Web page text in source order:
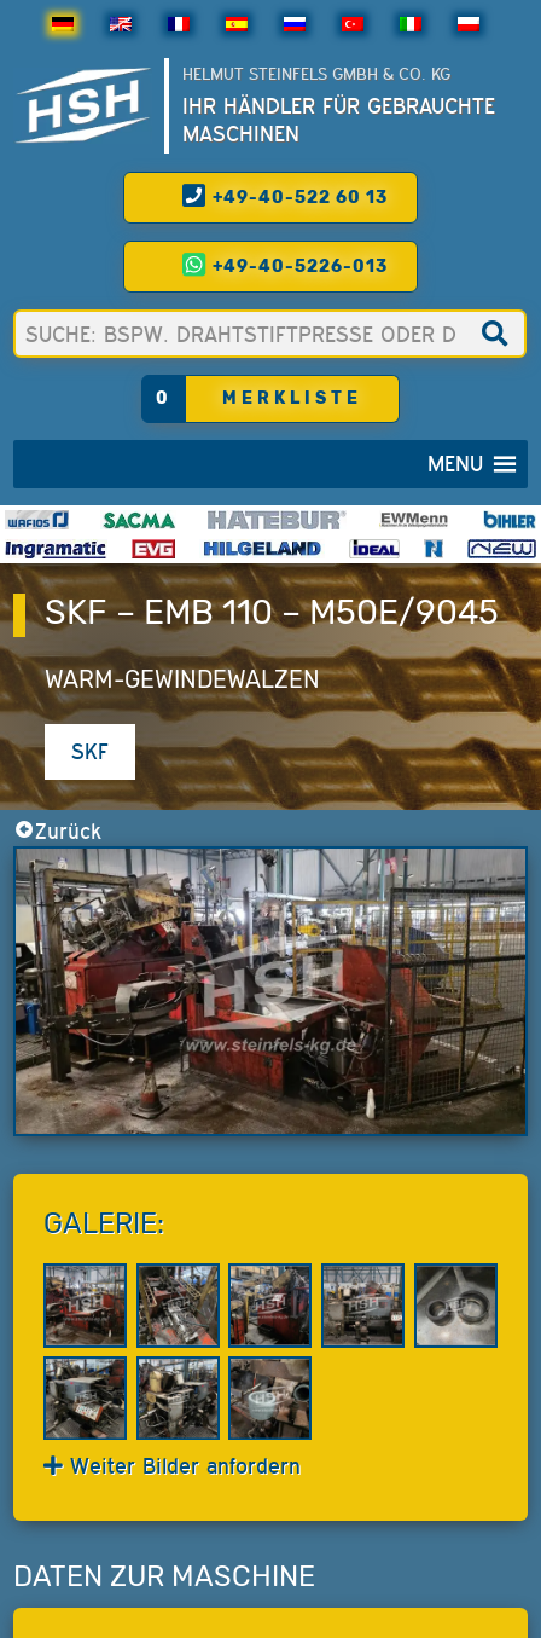
HELMUT STEINFELS GMBH & CO. KG
IHR HÄNDLER FÜR GEBRAUCHTE
MASCHINEN
+49-40-522 60 13
+49-40-5226-013
0 MERKLISTE
MENU
SKF – EMB 110 – M50E/9045
WARM-GEWINDEWALZEN
SKF
Zurück
GALERIE:
Weiter Bilder anfordern
DATEN ZUR MASCHINE